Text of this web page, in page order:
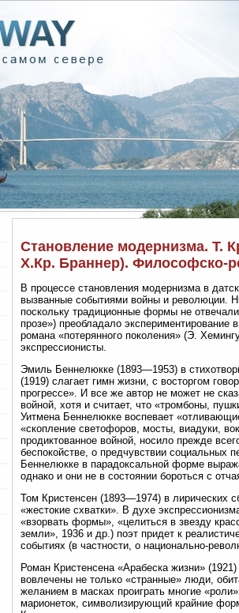
Становление модернизма. Т.
Х.Кр. Браннер). Философско-
В процессе становления модернизма в
вызванные событиями войны и революции.
поскольку традиционные формы не
прозе») преобладало
романа «потерянного поколения» (Э.
экспрессионисты.
Эмиль Беннелюкке (1893—1953) в
(1919) слагает гимн жизни, с восторгом
прогрессе». И все же автор не может не
войной, хотя и считает, что «тромбоны,
Уитмена Беннелюкке воспевает
«скопление светофоров, мосты, виадуки,
продиктованное войной, носило прежде
беспокойстве, о предчувствии
Беннелюкке в парадоксальной форме
однако и они не в состоянии бороться с
Том Кристенсен (1893—1974) в лирических
«жестокие схватки». В духе
«взорвать формы», «целиться в звезду
земли», 1936 и др.) поэт придет к
событиях (в частности, о национально-
Роман Кристенсена «Арабеска жизни»
вовлечены не только «странные» люди,
желанием в масках проиграть многие
марионеток, символизирующий крайние